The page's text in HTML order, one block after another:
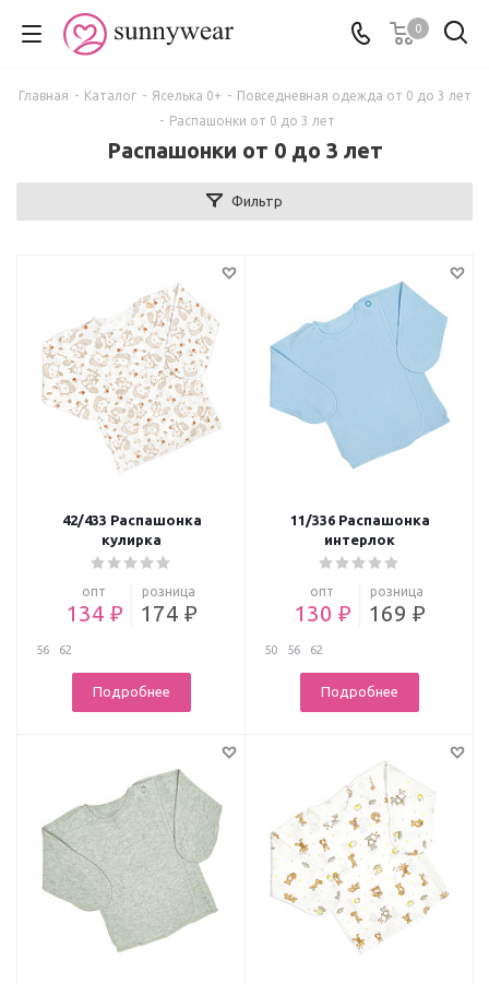
0
Главная - Каталог - Яселька 0+ - Повседневная одежда от 0 до 3 лет
- Распашонки от 0 до 3 лет
Распашонки от 0 до 3 лет
Фильтр
42/433 Распашонка
кулирка
опт
134 ₽
розница
174 ₽
56 62
Подробнее
11/336 Распашонка
интерлок
опт
130 ₽
розница
169 ₽
50 56 62
Подробнее